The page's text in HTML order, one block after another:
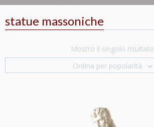
statue massoniche
Mostro il singolo risultato
Ordina per popolarità